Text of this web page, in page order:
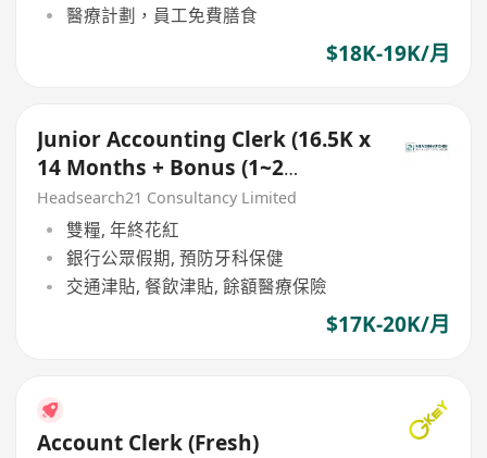
醫療計劃，員工免費膳食
$18K-19K/月
Junior Accounting Clerk (16.5K x
14 Months + Bonus (1~2
Months), 5 days
Headsearch21 Consultancy Limited
雙糧, 年終花紅
銀行公眾假期, 預防牙科保健
交通津貼, 餐飲津貼, 餘額醫療保險
$17K-20K/月
Account Clerk (Fresh)